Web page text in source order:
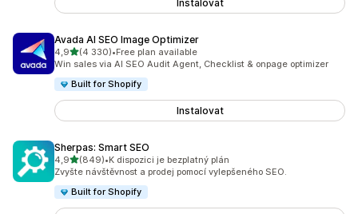
Instalovat
Avada AI SEO Image Optimizer
4,9z 5 hvězd
(4 330)
Celkový počet recenzí: 4330
•Free plan available
Win sales via AI SEO Audit Agent, Checklist & onpage optimizer
Built for Shopify
Instalovat
Sherpas: Smart SEO
4,9z 5 hvězd
(849)
Celkový počet recenzí: 849
•K dispozici je bezplatný plán
Zvyšte návštěvnost a prodej pomocí vylepšeného SEO.
Built for Shopify